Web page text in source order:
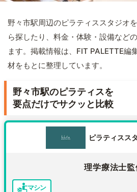
野々市駅周辺のピラティススタジオ
ら探したり、料金・体験・設備など
ます。掲載情報は、FIT PALETTE編
材をもとに整理しています。
野々市駅のピラティスを
要点だけでサクッと比較
ピラティスス
理学療法士監
マシン